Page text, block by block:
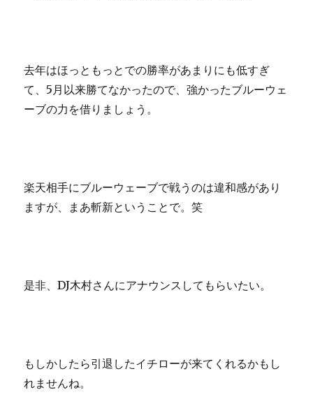
去年はほっともっとでの勝率があまりにも低すぎ
て、5月以来勝てなかったので、強かったブルーウェ
ーブの力を借りましょう。
楽天相手にブルーウェーブで戦うのは違和感があり
ますが、まあ斬新ということで。笑
是非、DJ木村さんにアナウンスしてもらいたい。
もしかしたら引退したイチローが来てくれるかもし
れませんね。